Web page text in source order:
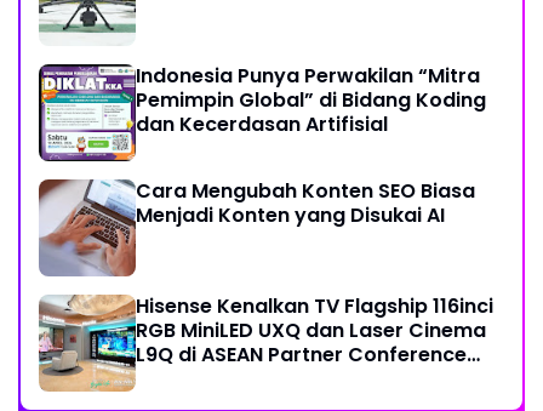
Indonesia Punya Perwakilan “Mitra
Pemimpin Global” di Bidang Koding
dan Kecerdasan Artifisial
Cara Mengubah Konten SEO Biasa
Menjadi Konten yang Disukai AI
Hisense Kenalkan TV Flagship 116inci
RGB MiniLED UXQ dan Laser Cinema
L9Q di ASEAN Partner Conference